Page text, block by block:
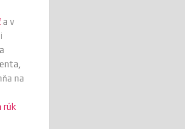
a v
na
rúk